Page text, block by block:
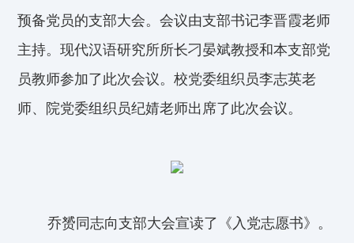
预备党员的支部大会。会议由支部书记李晋霞老师
主持。现代汉语研究所所长刁晏斌教授和本支部党
员教师参加了此次会议。校党委组织员李志英老
师、院党委组织员纪婧老师出席了此次会议。
乔赟同志向支部大会宣读了《入党志愿书》。